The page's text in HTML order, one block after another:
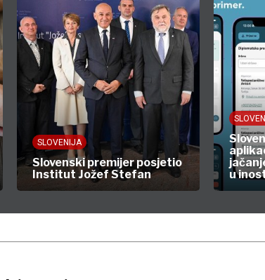
SLOVENIJA
Slovenski premijer posjetio
Institut Jožef Stefan
u